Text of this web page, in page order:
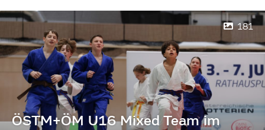
181
ÖSTM+ÖM U16 Mixed Team im